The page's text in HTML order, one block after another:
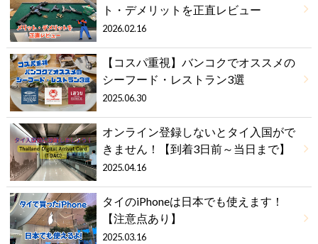
ト・デメリットを正直レビュー
2026.02.16
【コスパ重視】バンコクでオススメの
シーフード・レストラン3選
2025.06.30
オンライン登録しないとタイ入国がで
きません！【到着3日前～当日まで】
2025.04.16
タイのiPhoneは日本でも使えます！
【注意点あり】
2025.03.16